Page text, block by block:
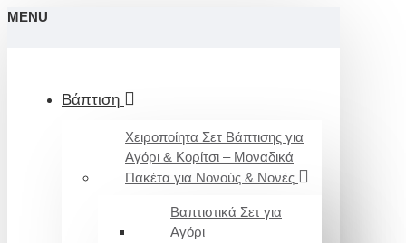
MENU
Βάπτιση
Χειροποίητα Σετ Βάπτισης για
Αγόρι & Κορίτσι – Μοναδικά
Πακέτα για Νονούς & Νονές
Βαπτιστικά Σετ για
Αγόρι